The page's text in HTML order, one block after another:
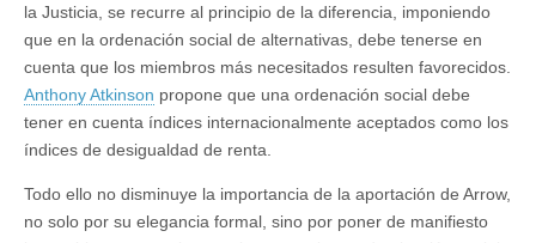
la Justicia, se recurre al principio de la diferencia, imponiendo
que en la ordenación social de alternativas, debe tenerse en
cuenta que los miembros más necesitados resulten favorecidos.
Anthony Atkinson propone que una ordenación social debe
tener en cuenta índices internacionalmente aceptados como los
índices de desigualdad de renta.
Todo ello no disminuye la importancia de la aportación de Arrow,
no solo por su elegancia formal, sino por poner de manifiesto